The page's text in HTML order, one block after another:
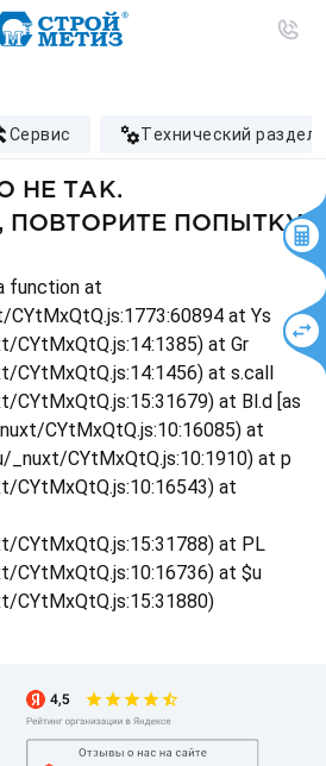
сервис технический раздел
НЕ ТАК.
ПОВТОРИТЕ ПОПЫТКУ
function at
at Ys
at Gr
at s.call
at Bl.d [as
CYtMxQtQ.js:10:16085) at
_nuxt/CYtMxQtQ.js:10:1910) at p
CYtMxQtQ.js:10:16543) at
CYtMxQtQ.js:15:31788) at PL
at $u
CYtMxQtQ.js:15:31880)